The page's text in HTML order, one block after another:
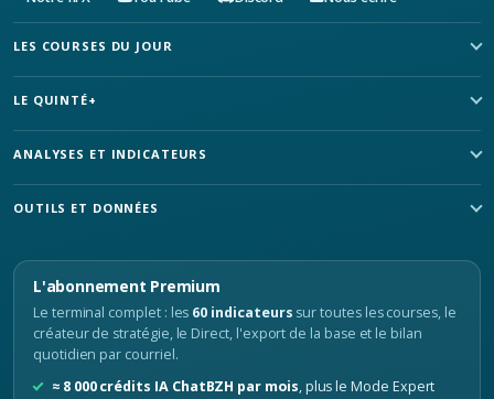
LES COURSES DU JOUR
LE QUINTÉ+
ANALYSES ET INDICATEURS
OUTILS ET DONNÉES
L'abonnement Premium
Le terminal complet : les 60 indicateurs sur toutes les courses, le
créateur de stratégie, le Direct, l'export de la base et le bilan
quotidien par courriel.
≈ 8 000 crédits IA ChatBZH par mois, plus le Mode Expert